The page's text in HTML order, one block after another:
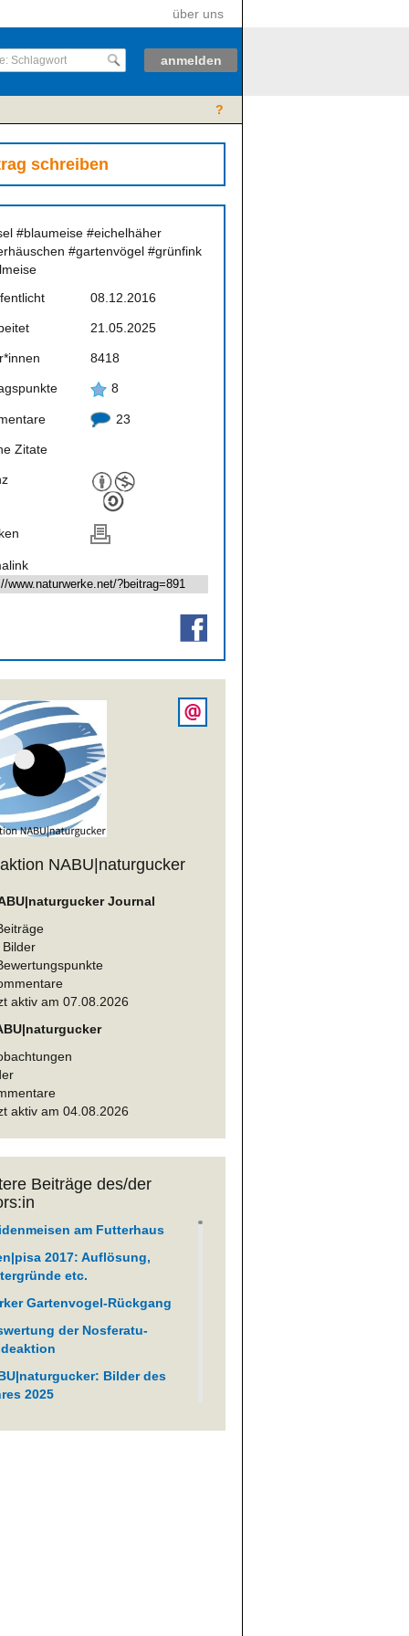
?
über uns
anmelden
schreiben
#blaumeise #eichelhäher
#gartenvögel #grünfink
08.12.2016
21.05.2025
8418
8
23
Zitate
NABU|naturgucker
Journal
Bilder
aktiv am 07.08.2026
aktiv am 04.08.2026
Beiträge des/der
am Futterhaus
2017: Auflösung,
etc.
Gartenvogel-Rückgang
der Nosferatu-
Bilder des
2025